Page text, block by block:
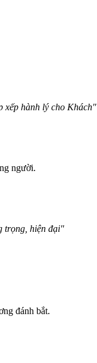
xếp hành lý cho Khách"
người.
trọng, hiện đại"
đánh bắt.